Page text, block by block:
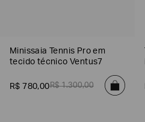
Minissaia Tennis Pro em
tecido técnico Ventus7
R$ 780,00R$ 1.300,00
Selecionar
todos
Giorgio